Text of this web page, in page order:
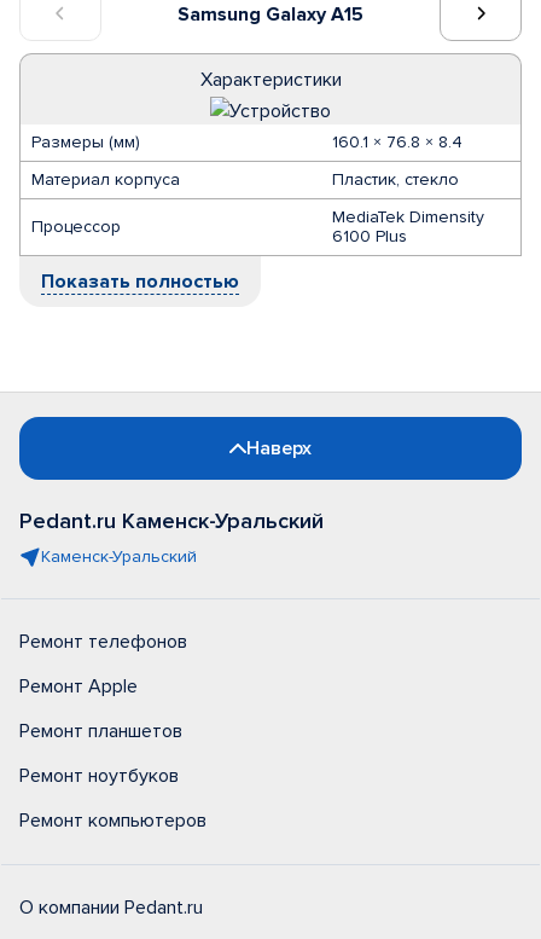
Samsung Galaxy A15
Характеристики
Размеры (мм)
160.1 × 76.8 × 8.4
Материал корпуса
Пластик, стекло
Процессор
MediaTek Dimensity
6100 Plus
Показать полностью
Наверх
Pedant.ru Каменск-Уральский
Каменск-Уральский
Ремонт телефонов
Ремонт Apple
Ремонт планшетов
Ремонт ноутбуков
Ремонт компьютеров
О компании Pedant.ru